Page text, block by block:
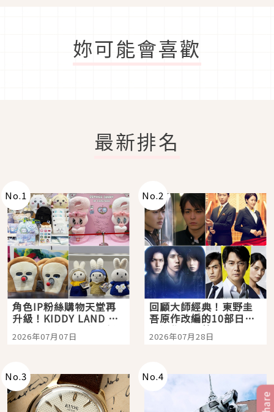
妳可能會喜歡
最新排名
No.1
角色IP粉絲購物天堂再
升級！KIDDY LAND 原
宿店吉伊卡哇迎客，新
開幕 OMOKADO 店3分
2026年07月07日
No.2
回顧大師經典！東野圭
吾原作改編的10部日本
影視作品推薦
2026年07月28日
No.3 No.4
Share